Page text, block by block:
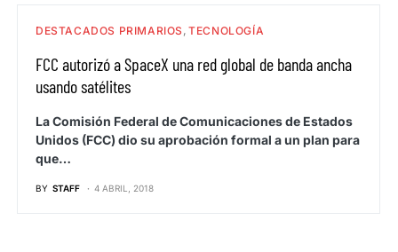
DESTACADOS PRIMARIOS TECNOLOGÍA
FCC autorizó a SpaceX una red global de banda ancha
usando satélites
La Comisión Federal de Comunicaciones de Estados
Unidos (FCC) dio su aprobación formal a un plan para
que…
BY STAFF 4 ABRIL, 2018